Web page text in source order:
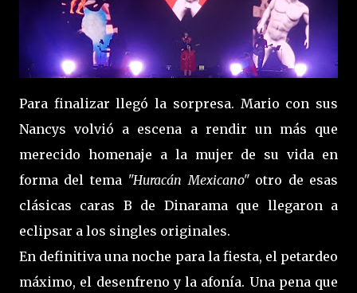
Para finalizar llegó la sorpresa. Mario con sus
Nancys volvió a escena a rendir un más que
merecido homenaje a la mujer de su vida en
forma del tema "Huracán Mexicano"otro de esas
clásicas caras B de Dinarama que llegaron a
eclipsar a los singles originales.
En definitiva una noche para la fiesta, el petardeo
máximo, el desenfreno y la afonía. Una pena que